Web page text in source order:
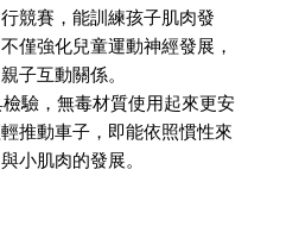
競賽，能訓練孩子肌肉發
僅強化兒童運動神經發展，
子互動關係。
驗，無毒材質使用起來更安
推動車子，即能依照慣性來
小肌肉的發展。